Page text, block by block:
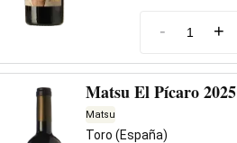
- +
Matsu El Pícaro 2025
Matsu
Toro (España)